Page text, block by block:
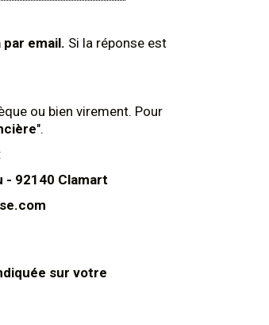
email. Si la réponse est
ou bien virement. Pour
".
- 92140 Clamart
sur votre